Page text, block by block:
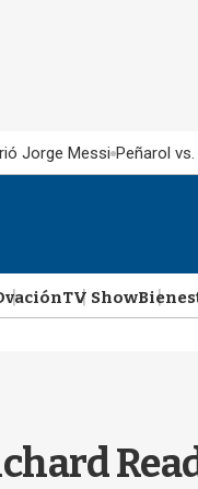
Jorge Messi Peñarol
TV Show